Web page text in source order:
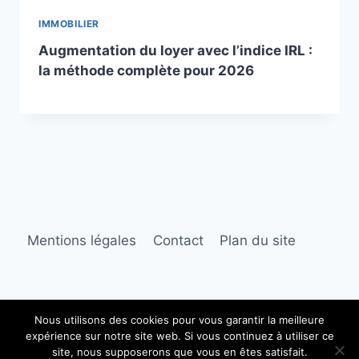
IMMOBILIER
Augmentation du loyer avec l’indice IRL :
la méthode complète pour 2026
Mentions légales Contact Plan du site
© 2026 Ambre immobilier
Nous utilisons des cookies pour vous garantir la meilleure
expérience sur notre site web. Si vous continuez à utiliser ce
site, nous supposerons que vous en êtes satisfait.